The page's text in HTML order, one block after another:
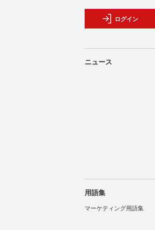
ログイン
ニュース
用語集
マーケティング用語集